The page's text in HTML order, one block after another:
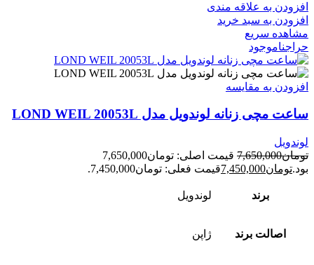
افزودن به علاقه مندی
افزودن به سبد خرید
مشاهده سریع
حراجناموجود
افزودن به مقایسه
ساعت مچی زنانه لوندویل مدل LOND WEIL 20053L
لوندویل
تومان7,650,000
قیمت اصلی: تومان7,650,000
بود.تومان7,450,000قیمت فعلی: تومان7,450,000.
برند لوندویل
اصالت برند ژاپن